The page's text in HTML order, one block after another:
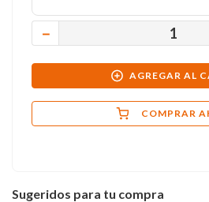
－
AGREGAR AL
COMPRAR
Sugeridos para tu compra